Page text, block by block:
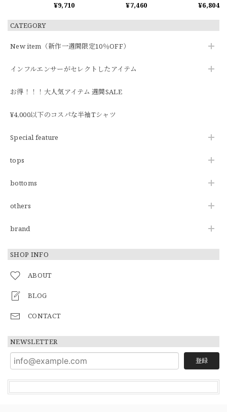
CATEGORY
New item（新作一週間限定10％OFF）
インフルエンサーがセレクトしたアイテム
お得！！！大人気アイテム 週間SALE
¥4,000以下のコスパな半袖Tシャツ
Special feature
tops
bottoms
others
brand
SHOP INFO
ABOUT
BLOG
CONTACT
NEWSLETTER
登録
¥9,710 ¥7,460 ¥6,804